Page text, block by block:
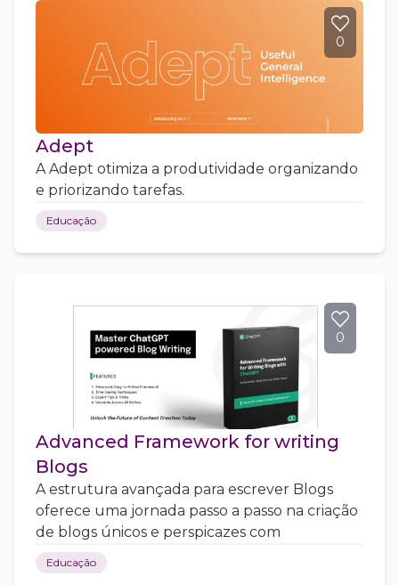
0
Adept
A Adept otimiza a produtividade organizando
e priorizando tarefas.
Educação
0
Advanced Framework for writing
Blogs
A estrutura avançada para escrever Blogs
oferece uma jornada passo a passo na criação
de blogs únicos e perspicazes com
Educação